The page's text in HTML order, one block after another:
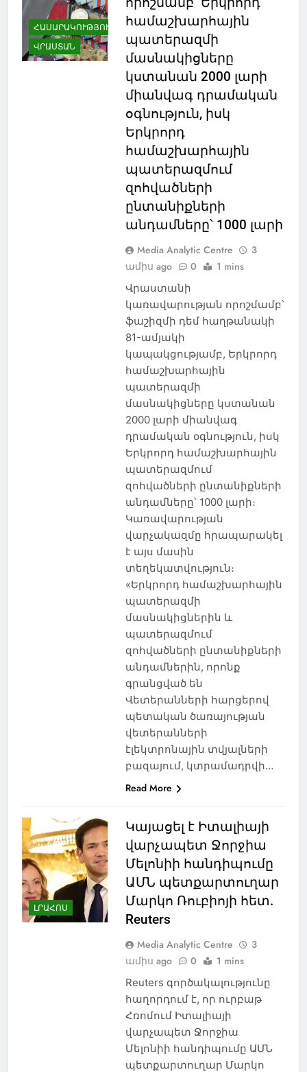
ՀԱՍԱՐԱԿՈՒԹՅՈՒՆ
ՎՐԱՍՏԱՆ
համաշխարհային
պատերազմի
մասնակիցները
կստանան 2000 լարի
միանվագ դրամական
օգնություն, իսկ
Երկրորդ
համաշխարհային
պատերազմում
զոհվածների
ընտանիքների
անդամները՝ 1000 լարի
Media Analytic Centre
3
ամիս ago
0 1 mins
Վրաստանի
կառավարության որոշմամբ՝
ֆաշիզմի դեմ հաղթանակի
81-ամյակի
կապակցությամբ, Երկրորդ
համաշխարհային
պատերազմի
մասնակիցները կստանան
2000 լարի միանվագ
դրամական օգնություն, իսկ
Երկրորդ համաշխարհային
պատերազմում
զոհվածների ընտանիքների
անդամները՝ 1000 լարի։
Կառավարության
վարչակազմը հրապարակել
է այս մասին
տեղեկատվություն։
«Երկրորդ համաշխարհային
պատերազմի
մասնակիցներին և
պատերազմում
զոհվածների ընտանիքների
անդամներին, որոնք
գրանցված են
Վետերանների հարցերով
պետական ​​ծառայության
վետերանների
էլեկտրոնային տվյալների
բազայում, կտրամադրվի…
Read More
ԼՐԱՀՈՍ
Կայացել է Իտալիայի
վարչապետ Ջորջիա
Մելոնիի հանդիպումը
ԱՄՆ պետքարտուղար
Մարկո Ռուբիոյի հետ.
Reuters
Media Analytic Centre
3
ամիս ago
0 1 mins
Reuters գործակալությունը
հաղորդում է, որ ուրբաթ
Հռոմում Իտալիայի
վարչապետ Ջորջիա
Մելոնիի հանդիպումը ԱՄՆ
պետքարտուղար Մարկո